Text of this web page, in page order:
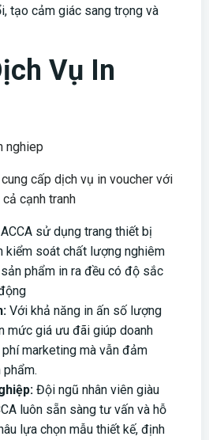
tạo cảm giác sang trọng và
Vụ In
cấp dịch vụ in voucher với
cạnh tranh
ACCA sử dụng trang thiết bị
kiểm soát chất lượng nghiêm
phẩm in ra đều có độ sắc
Với khả năng in ấn số lượng
mức giá ưu đãi giúp doanh
marketing mà vẫn đảm
Đội ngũ nhân viên giàu
luôn sẵn sàng tư vấn và hỗ
lựa chọn mẫu thiết kế, định